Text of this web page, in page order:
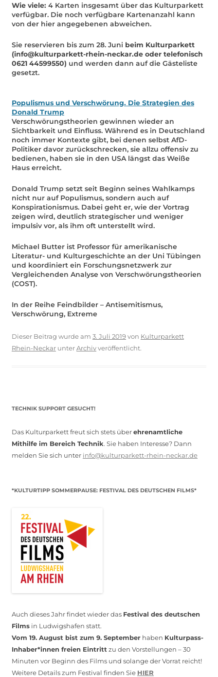
Wie viele: 4 Karten insgesamt über das Kulturparkett
verfügbar. Die noch verfügbare Kartenanzahl kann
von der hier angegebenen abweichen.
Sie reservieren bis zum 28. Juni beim Kulturparkett
(info@kulturparkett-rhein-neckar.de oder telefonisch
0621 44599550) und werden dann auf die Gästeliste
gesetzt.
Populismus und Verschwörung. Die Strategien des
Donald Trump
Verschwörungstheorien gewinnen wieder an
Sichtbarkeit und Einfluss. Während es in Deutschland
noch immer Kontexte gibt, bei denen selbst AfD-
Politiker davor zurückschrecken, sie allzu offensiv zu
bedienen, haben sie in den USA längst das Weiße
Haus erreicht.
Donald Trump setzt seit Beginn seines Wahlkamps
nicht nur auf Populismus, sondern auch auf
Konspirationismus. Dabei geht er, wie der Vortrag
zeigen wird, deutlich strategischer und weniger
impulsiv vor, als ihm oft unterstellt wird.
Michael Butter ist Professor für amerikanische
Literatur- und Kulturgeschichte an der Uni Tübingen
und koordiniert ein Forschungsnetzwerk zur
Vergleichenden Analyse von Verschwörungstheorien
(COST).
In der Reihe Feindbilder – Antisemitismus,
Verschwörung, Extreme
Dieser Beitrag wurde am 3. Juli 2019von Kulturparkett
Rhein-Neckar unterArchivveröffentlicht.
TECHNIK SUPPORT GESUCHT!
Das Kulturparkett freut sich stets überehrenamtliche
Mithilfe im Bereich Technik. Sie haben Interesse? Dann
melden Sie sich unter info@kulturparkett-rhein-neckar.de
*KULTURTIPP SOMMERPAUSE: FESTIVAL DES DEUTSCHEN FILMS*
Auch dieses Jahr findet wieder das Festival des deutschen
Films in Ludwigshafen statt.
Vom 19. August bist zum 9. September haben Kulturpass-
Inhaber*innen freien Eintritt zu den Vorstellungen – 30
Minuten vor Beginn des Films und solange der Vorrat reicht!
Weitere Details zum Festival finden Sie HIER